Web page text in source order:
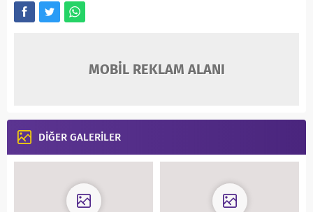
MOBİL REKLAM ALANI
DİĞER GALERİLER